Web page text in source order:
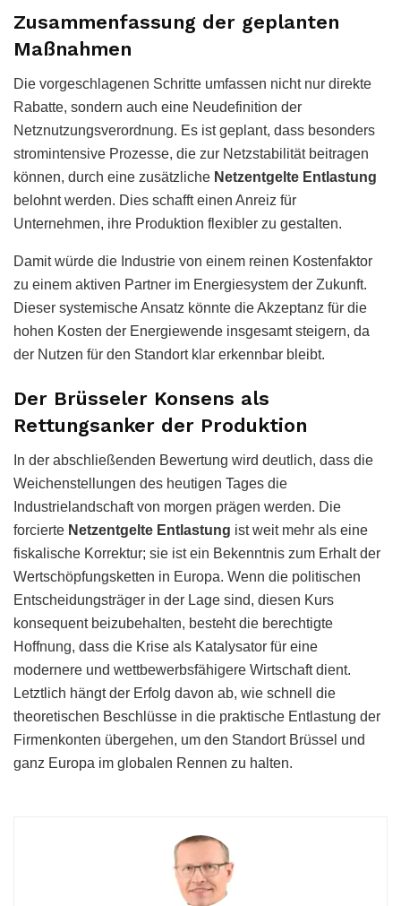
Zusammenfassung der geplanten
Maßnahmen
Die vorgeschlagenen Schritte umfassen nicht nur direkte
Rabatte, sondern auch eine Neudefinition der
Netznutzungsverordnung. Es ist geplant, dass besonders
stromintensive Prozesse, die zur Netzstabilität beitragen
können, durch eine zusätzliche Netzentgelte Entlastung
belohnt werden. Dies schafft einen Anreiz für
Unternehmen, ihre Produktion flexibler zu gestalten.
Damit würde die Industrie von einem reinen Kostenfaktor
zu einem aktiven Partner im Energiesystem der Zukunft.
Dieser systemische Ansatz könnte die Akzeptanz für die
hohen Kosten der Energiewende insgesamt steigern, da
der Nutzen für den Standort klar erkennbar bleibt.
Der Brüsseler Konsens als
Rettungsanker der Produktion
In der abschließenden Bewertung wird deutlich, dass die
Weichenstellungen des heutigen Tages die
Industrielandschaft von morgen prägen werden. Die
forcierte Netzentgelte Entlastung ist weit mehr als eine
fiskalische Korrektur; sie ist ein Bekenntnis zum Erhalt der
Wertschöpfungsketten in Europa. Wenn die politischen
Entscheidungsträger in der Lage sind, diesen Kurs
konsequent beizubehalten, besteht die berechtigte
Hoffnung, dass die Krise als Katalysator für eine
modernere und wettbewerbsfähigere Wirtschaft dient.
Letztlich hängt der Erfolg davon ab, wie schnell die
theoretischen Beschlüsse in die praktische Entlastung der
Firmenkonten übergehen, um den Standort Brüssel und
ganz Europa im globalen Rennen zu halten.